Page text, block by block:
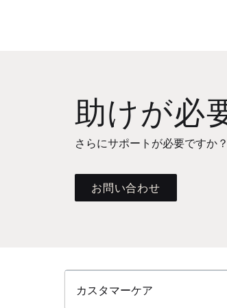
助けが必
さらにサポートが必要ですか
お問い合わせ
カスタマーケア